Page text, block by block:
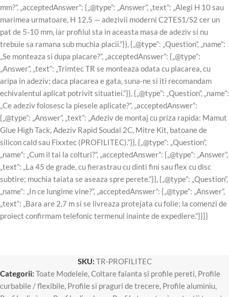
mm?”, „acceptedAnswer”: {„@type”: „Answer”, „text”: „Alegi H 10 sau
marimea urmatoare, H 12,5 — adezivii moderni C2TES1/S2 cer un
pat de 5-10 mm, iar profilul sta in aceasta masa de adeziv si nu
trebuie sa ramana sub muchia placii.”}}, {„@type”: „Question”, „name”:
„Se monteaza si dupa placare?”, „acceptedAnswer”: {„@type”:
„Answer”, „text”: „Trimtec TR se monteaza odata cu placarea, cu
aripa in adeziv; daca placarea e gata, suna-ne si iti recomandam
echivalentul aplicat potrivit situatiei.”}}, {„@type”: „Question”, „name”:
„Ce adeziv folosesc la piesele aplicate?”, „acceptedAnswer”:
{„@type”: „Answer”, „text”: „Adeziv de montaj cu priza rapida: Mamut
Glue High Tack, Adeziv Rapid Soudal 2C, Mitre Kit, batoane de
silicon cald sau Fixxtec (PROFILITEC).”}}, {„@type”: „Question”,
„name”: „Cum il tai la colturi?”, „acceptedAnswer”: {„@type”: „Answer”,
„text”: „La 45 de grade, cu fierastrau cu dinti fini sau flex cu disc
subtire; muchia taiata se aseaza spre perete.”}}, {„@type”: „Question”,
„name”: „In ce lungime vine?”, „acceptedAnswer”: {„@type”: „Answer”,
„text”: „Bara are 2,7 m si se livreaza protejata cu folie; la comenzi de
proiect confirmam telefonic termenul inainte de expediere.”}}]}
SKU: TR-PROFILITEC
Categorii: Toate Modelele,Coltare faianta si profile pereti, Profile
curbabile / flexibile, Profile si praguri de trecere, Profile aluminiu,